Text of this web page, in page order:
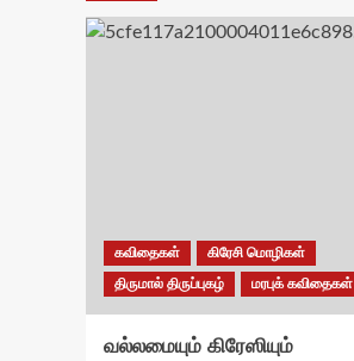
கவிதைகள்
கிரேசி மொழிகள்
திருமால் திருப்புகழ்
மரபுக் கவிதைகள்
வல்லமையும் கிரேஸியும்